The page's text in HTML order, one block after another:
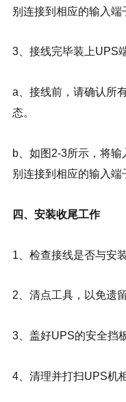
别连接到相应的输入端
3、接线完毕装上UPS
a、接线前，请确认所
态。
b、如图2-3所示，将
别连接到相应的输入端
四、安装收尾工作
1、检查接线是否与安
2、清点工具，以免遗
3、盖好UPS的安全挡
4、清理并打扫UPS机